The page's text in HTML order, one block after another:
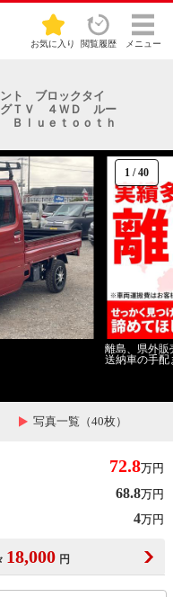
お気に入り 閲覧履歴 メニュー
ト ブロックタイ
ＴＶ ４ＷＤ ルー
ｌｕｅｔｏｏｔｈ
1 /40
離島、県外販
送納車の手配
写真一覧（40枚）
72.8万円
68.8万円
4万円
18,000 円